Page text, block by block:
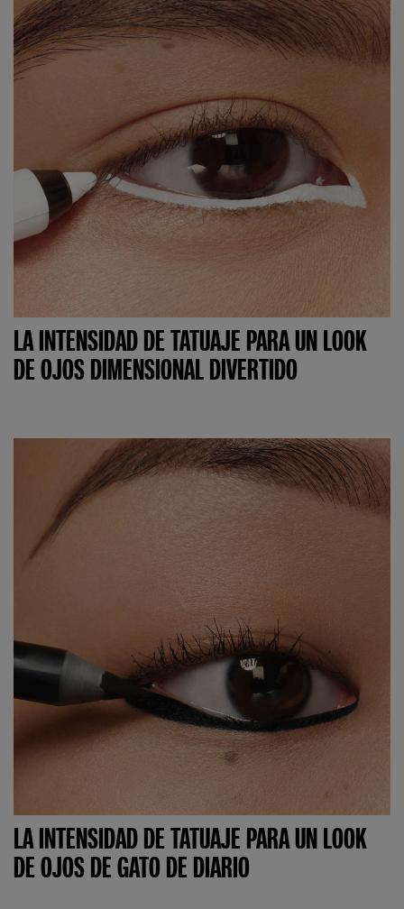
LA INTENSIDAD DE TATUAJE PARA UN LOOK
DE OJOS DIMENSIONAL DIVERTIDO
LA INTENSIDAD DE TATUAJE PARA UN LOOK
DE OJOS DE GATO DE DIARIO